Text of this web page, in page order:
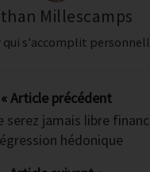
(et vidéos) gratuits
les 4 épreuves
dans l'immobilier
erreurs inévitables que
Millescamps
qui s'accomplit
« Article précédent
serez jamais libre
hédonique